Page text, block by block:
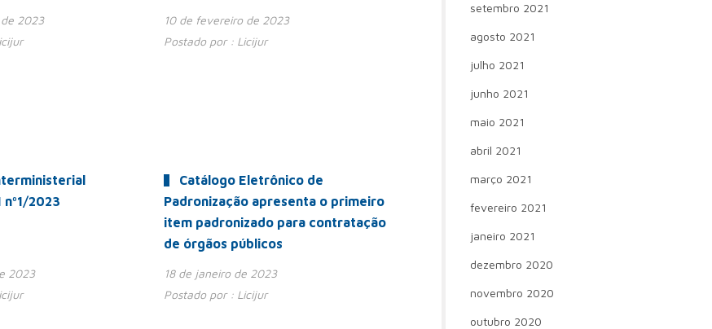
2023
10 de fevereiro de 2023
Postado por : Licijur
nº1/2023
2023
Catálogo Eletrônico de
Padronização apresenta o primeiro
item padronizado para contratação
de órgãos públicos
18 de janeiro de 2023
Postado por : Licijur
setembro 2021
agosto 2021
julho 2021
junho 2021
maio 2021
abril 2021
março 2021
fevereiro 2021
janeiro 2021
dezembro 2020
novembro 2020
outubro 2020